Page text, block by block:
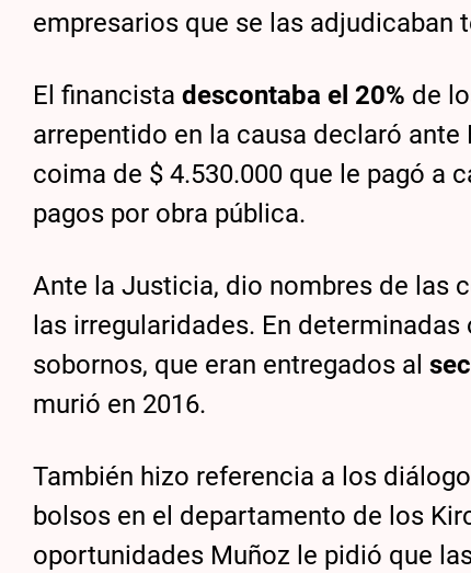
empresarios que se las adjudicaban
El financistadescontaba el 20% de
arrepentido en la causa declaró
coima de $ 4.530.000 que le pagó a
pagos por obra pública.
Ante la Justicia, dio nombres de las
las irregularidades. En
sobornos, que eran entregados al
murió en 2016.
También hizo referencia a los
bolsos en el departamento de los
oportunidades Muñoz le pidió que